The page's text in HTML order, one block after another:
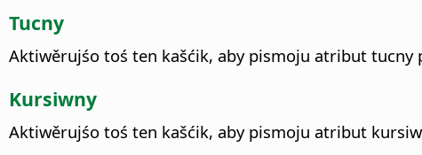
Tucny
Aktiwěrujśo toś ten kašćik, aby pismoju atribut tucny
Kursiwny
Aktiwěrujśo toś ten kašćik, aby pismoju atribut